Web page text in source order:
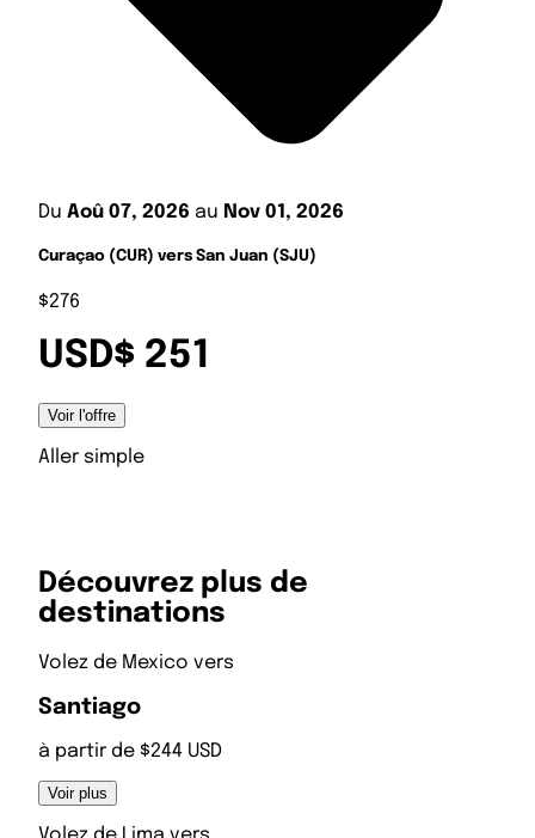
Du Aoû 07, 2026 au Nov 01, 2026
Curaçao (CUR) vers San Juan (SJU)
$276
USD$ 251
Voir l'offre
Aller simple
Découvrez plus de
destinations
Volez de Mexico vers
Santiago
à partir de $244 USD
Voir plus